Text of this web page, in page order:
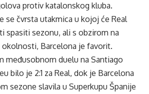
protiv katalonskog kluba.
se čvrsta utakmica u kojoj će Real
spasiti sezonu, ali s obzirom na
Barcelona je favorit.
međusobnom duelu na Santiago
bilo je 2:1 za Real, dok je Barcelona
sezone slavila u Superkupu Španije